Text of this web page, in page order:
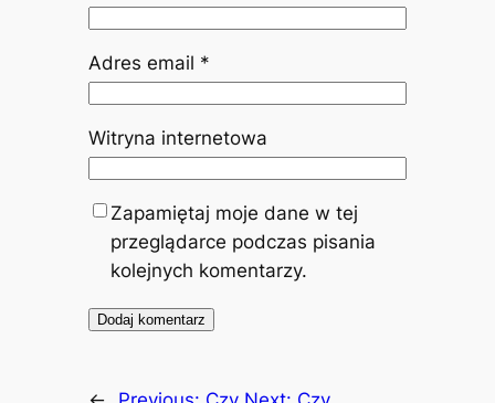
Adres email *
Witryna internetowa
Zapamiętaj moje dane w tej
przeglądarce podczas pisania
kolejnych komentarzy.